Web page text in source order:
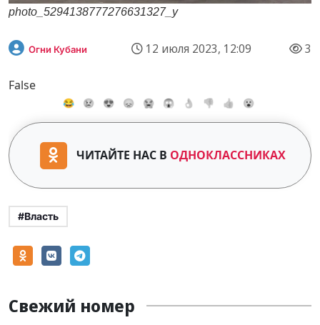
photo_5294138777276631327_y
Огни Кубани 12 июля 2023, 12:09 3
False
😂 😢 😍 😞 😭 😱 👌 👎 👍 😮
ЧИТАЙТЕ НАС В ОДНОКЛАССНИКАХ
#Власть
Свежий номер